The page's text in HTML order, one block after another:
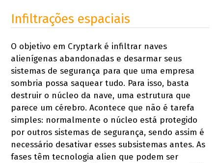
Infiltrações espaciais
O objetivo em Cryptark é infiltrar naves
alienígenas abandonadas e desarmar seus
sistemas de segurança para que uma empresa
sombria possa saquear tudo. Para isso, basta
destruir o núcleo da nave, uma estrutura que
parece um cérebro. Acontece que não é tarefa
simples: normalmente o núcleo está protegido
por outros sistemas de segurança, sendo assim é
necessário desativar esses subsistemas antes. As
fases têm tecnologia alien que podem ser